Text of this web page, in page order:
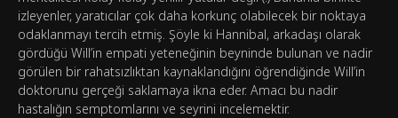
izleyenler, yaratıcılar çok daha korkunç olabilecek bir noktaya
odaklanmayı tercih etmiş. Şöyle ki Hannibal, arkadaşı olarak
gördüğü Will’in empati yeteneğinin beyninde bulunan ve nadir
görülen bir rahatsızlıktan kaynaklandığını öğrendiğinde Will’in
doktorunu gerçeği saklamaya ikna eder. Amacı bu nadir
hastalığın semptomlarını ve seyrini incelemektir.